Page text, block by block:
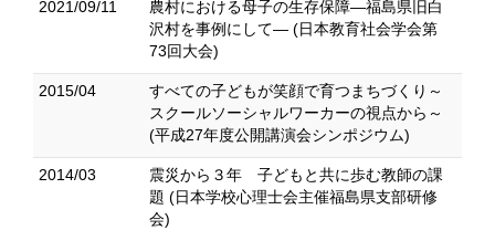
2021/09/11
農村における母子の生存保障―福島県旧白
沢村を事例にして― (日本教育社会学会第
73回大会)
2015/04
すべての子どもが笑顔で育つまちづくり～
スクールソーシャルワーカーの視点から～
(平成27年度公開講演会シンポジウム)
2014/03
震災から３年 子どもと共に歩む教師の課
題 (日本学校心理士会主催福島県支部研修
会)